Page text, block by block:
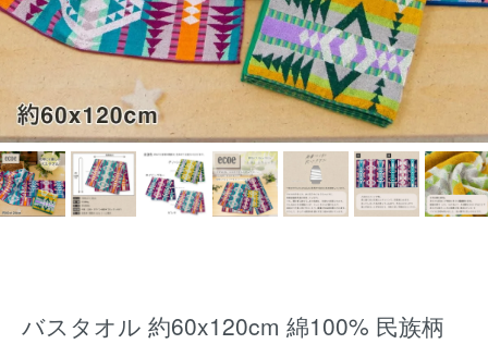
バスタオル 約60x120cm 綿100% 民族柄